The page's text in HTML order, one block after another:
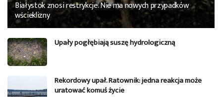
Białystok znosi restrykcje. Nie ma nowych przypadków
wścieklizny
Upały pogłębiają suszę hydrologiczną
Rekordowy upał. Ratownik: jedna reakcja może
uratować komuś życie